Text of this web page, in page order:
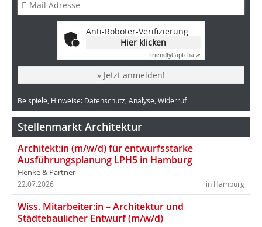
Anti-Roboter-Verifizierung
Hier klicken
FriendlyCaptcha ⇗
» Jetzt anmelden!
Beispiele, Hinweise: Datenschutz, Analyse, Widerruf
Stellenmarkt Architektur
Architekt:in (m/w/d) für entwurfsstarke
Ausführungsplanung LPH5 in Hamburg
Henke & Partner
in Hamburg
22.07.2026
Wiss. Mitarbeiter:in – Architektur und
Städtebaulicher Entwurf (m/w/d)